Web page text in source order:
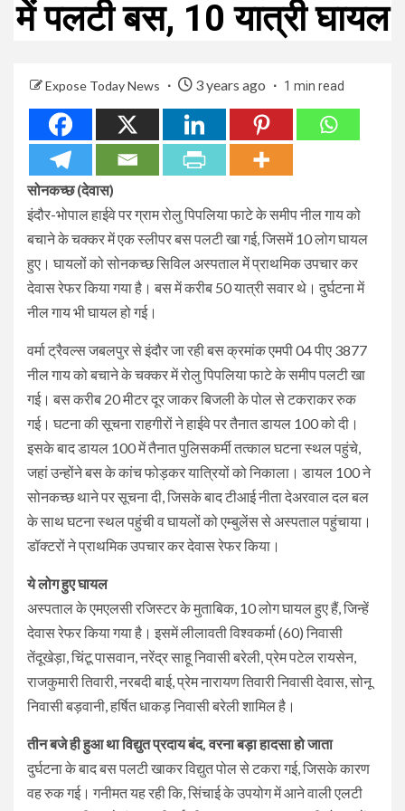
में पलटी बस, 10 यात्री घायल
Expose Today News 3 years ago 1 min read
सोनकच्छ (देवास)
इंदौर-भोपाल हाईवे पर ग्राम रोलु पिपलिया फाटे के समीप नील गाय को
बचाने के चक्कर में एक स्लीपर बस पलटी खा गई, जिसमें 10 लोग घायल
हुए। घायलों को सोनकच्छ सिविल अस्पताल में प्राथमिक उपचार कर
देवास रेफर किया गया है। बस में करीब 50 यात्री सवार थे। दुर्घटना में
नील गाय भी घायल हो गई।
वर्मा ट्रैवल्स जबलपुर से इंदौर जा रही बस क्रमांक एमपी 04 पीए 3877
नील गाय को बचाने के चक्कर में रोलु पिपलिया फाटे के समीप पलटी खा
गई। बस करीब 20 मीटर दूर जाकर बिजली के पोल से टकराकर रुक
गई। घटना की सूचना राहगीरों ने हाईवे पर तैनात डायल 100 को दी।
इसके बाद डायल 100 में तैनात पुलिसकर्मी तत्काल घटना स्थल पहुंचे,
जहां उन्होंने बस के कांच फोड़कर यात्रियों को निकाला। डायल 100 ने
सोनकच्छ थाने पर सूचना दी, जिसके बाद टीआई नीता देअरवाल दल बल
के साथ घटना स्थल पहुंची व घायलों को एम्बुलेंस से अस्पताल पहुंचाया।
डॉक्टरों ने प्राथमिक उपचार कर देवास रेफर किया।
ये लोग हुए घायल
अस्पताल के एमएलसी रजिस्टर के मुताबिक, 10 लोग घायल हुए हैं, जिन्हें
देवास रेफर किया गया है। इसमें लीलावती विश्वकर्मा (60) निवासी
तेंदूखेड़ा, चिंटू पासवान, नरेंद्र साहू निवासी बरेली, प्रेम पटेल रायसेन,
राजकुमारी तिवारी, नरबदी बाई, प्रेम नारायण तिवारी निवासी देवास, सोनू
निवासी बड़वानी, हर्षित धाकड़ निवासी बरेली शामिल है।
तीन बजे ही हुआ था विद्युत प्रदाय बंद, वरना बड़ा हादसा हो जाता
दुर्घटना के बाद बस पलटी खाकर विद्युत पोल से टकरा गई, जिसके कारण
वह रुक गई। गनीमत यह रही कि, सिंचाई के उपयोग में आने वाली एलटी